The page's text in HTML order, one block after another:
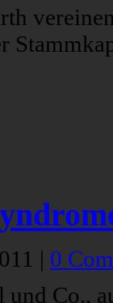
| 0
Co.,